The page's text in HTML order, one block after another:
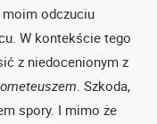
odczuciu
W kontekście tego
z niedocenionym z
. Szkoda,
spory. I mimo że